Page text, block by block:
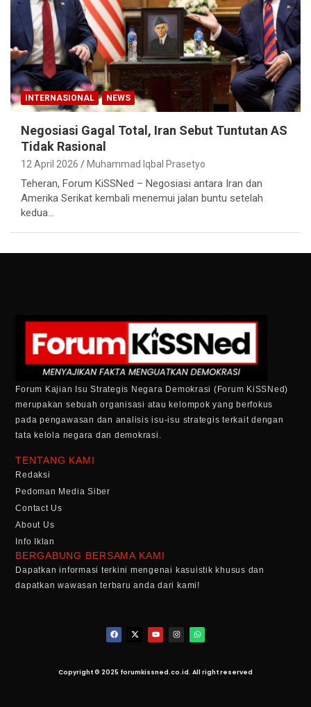
INTERNASIONAL NEWS
Negosiasi Gagal Total, Iran Sebut Tuntutan AS
Tidak Rasional
12 April 2026 Muhammad Iqbal Prasetyo
Teheran, Forum KiSSNed – Negosiasi antara Iran dan
Amerika Serikat kembali menemui jalan buntu setelah
kedua…
Forum Kajian Isu Strategis Negara Demokrasi (Forum KiSSNed)
merupakan sebuah organisasi atau kelompok yang berfokus
pada pengawasan dan analisis isu-isu strategis terkait dengan
tata kelola negara dan demokrasi.
TENTANG KAMI
Redaksi
Pedoman Media Siber
Contact Us
About Us
Info Iklan
BERGABUNG BERSAMA KAMI
Dapatkan informasi terkini mengenai kasuistik khusus dan
dapatkan wawasan terbaru anda dari kami!
Copyright © 2025 forumkissned.co.id. All right reserved